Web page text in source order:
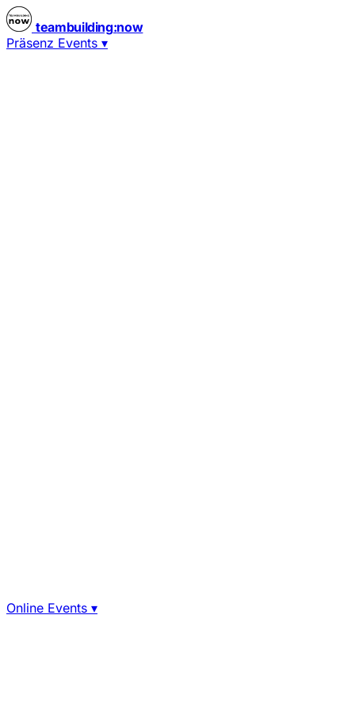
teambuilding:now
Präsenz Events ▾
Online Events ▾